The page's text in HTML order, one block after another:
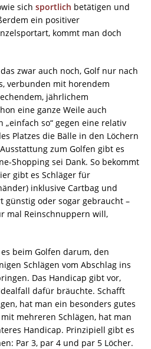
sich sportlich betätigen und
ein positiver
kommt man doch
zwar auch noch, Golf nur nach
verbunden mit horendem
jährlichem
eine ganze Weile auch
„einfach so“ gegen eine relativ
Platzes die Bälle in den Löchern
zum Golfen gibt es
Shopping sei Dank. So bekommt
gibt es Schläger für
inklusive Cartbag und
günstig oder sogar gebraucht –
mal Reinschnuppern will,
beim Golfen darum, den
Schlägen vom Abschlag ins
Das Handicap gibt vor,
dafür bräuchte. Schafft
hat man ein besonders gutes
mehreren Schlägen, hat man
Handicap. Prinzipiell gibt es
Par 3, par 4 und par 5 Löcher.